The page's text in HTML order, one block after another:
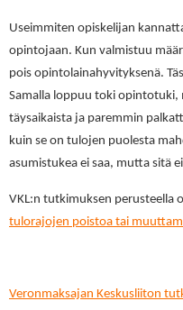
Useimmiten opiskelijan
opintojaan. Kun valmistuu
pois opintolainahyvityksenä.
Samalla loppuu toki
täysaikaista ja paremmin
kuin se on tulojen puolesta
asumistukea ei saa, mutta sitä
VKL:n tutkimuksen perusteella
tulorajojen poistoa tai
Veronmaksajan Keskusliiton